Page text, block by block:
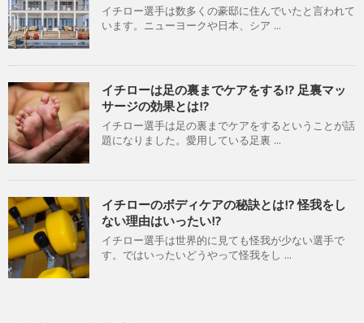
イチロー選手は数多くの豪邸に住んでいたと言われて
います。ニューヨークや日本、シア ...
イチローは足の裏までケアをする!? 足裏マッ
サージの効果とは!?
イチロー選手は足の裏までケアをするということが話
題になりました。愛用している足裏 ...
イチローのボディケアの秘訣とは!? 怪我をし
ない理由はいったい!?
イチロー選手は世界的に見ても怪我が少ない選手で
す。ではいったいどうやって怪我をし ...